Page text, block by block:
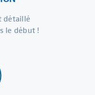
détaillé
le début !